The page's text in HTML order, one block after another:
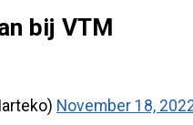
bij VTM
November 18,